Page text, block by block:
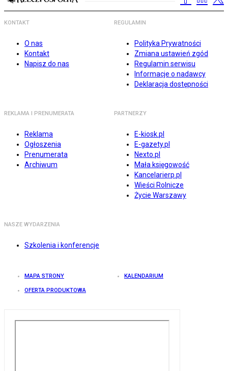
KONTAKT
O nas
Kontakt
Napisz do nas
REGULAMIN
Polityka Prywatności
Zmiana ustawień zgód
Regulamin serwisu
Informacje o nadawcy
Deklaracja dostępności
REKLAMA I PRENUMERATA
Reklama
Ogłoszenia
Prenumerata
Archiwum
PARTNERZY
E-kiosk.pl
E-gazety.pl
Nexto.pl
Mała księgowość
Kancelarierp.pl
Wieści Rolnicze
Życie Warszawy
NASZE WYDARZENIA
Szkolenia i konferencje
MAPA STRONY KALENDARIUM
OFERTA PRODUKTOWA